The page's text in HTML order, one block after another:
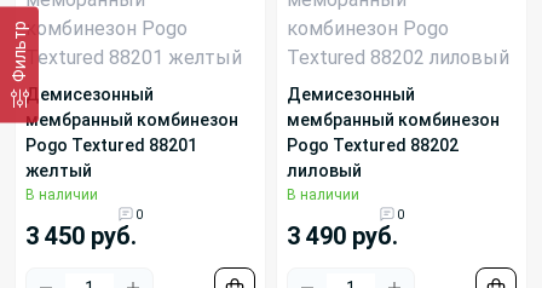
Фильтр
Демисезонный
мембранный комбинезон
Pogo Textured 88201
желтый
В наличии
0
3 450 руб.
Демисезонный
мембранный комбинезон
Pogo Textured 88202
лиловый
В наличии
0
3 490 руб.